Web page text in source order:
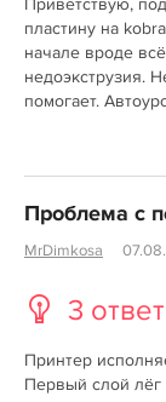
Приветствую,
пластину на
начале вроде
недоэкструзия.
помогает.
Проблема с
MrDimkosa
3
Принтер
Первый слой лёг